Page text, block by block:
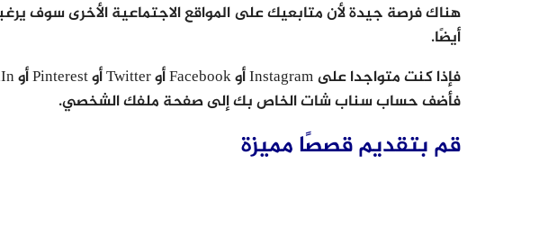
أيضًا.
فأضف حساب سناب شات الخاص بك إلى صفحة ملفك الشخصي.
قم بتقديم قصصًا مميزة